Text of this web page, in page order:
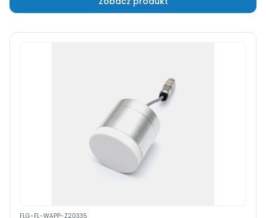
FLG-FL-WAPP-Z20335